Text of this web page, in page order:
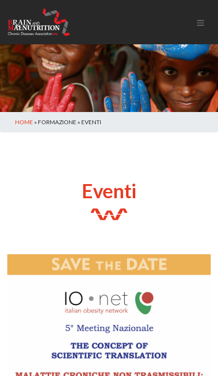
HOME » FORMAZIONE » EVENTI
Eventi